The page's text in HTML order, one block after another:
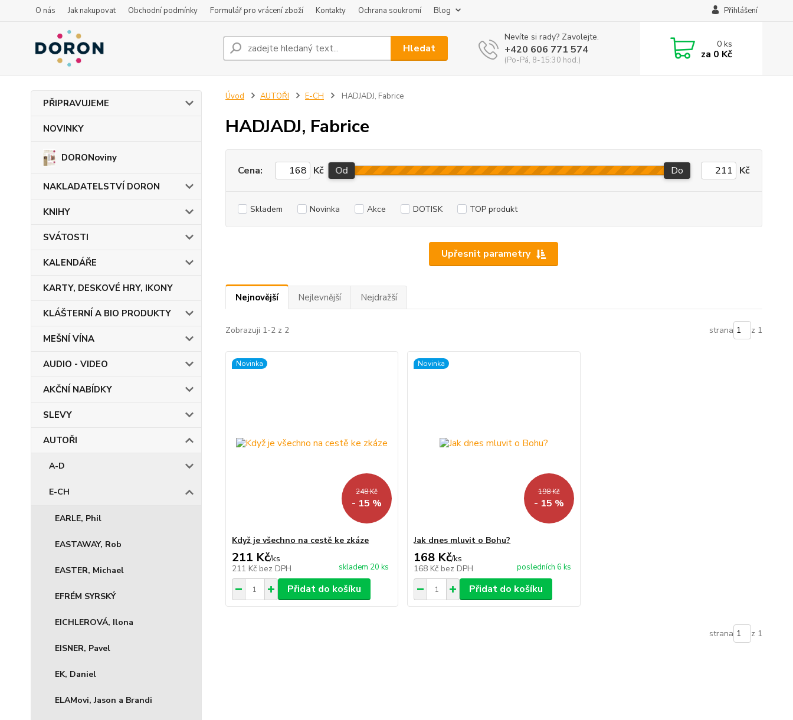
O nás Jak nakupovat Obchodní podmínky Formulář pro vrácení zboží Kontakty Ochrana soukromí Blog Přihlášení
Hledat
Nevíte si rady? Zavolejte.
+420 606 771 574
(Po-Pá, 8-15:30 hod.)
0ks
za 0 Kč
PŘIPRAVUJEME
NOVINKY
DORONoviny
NAKLADATELSTVÍ DORON
KNIHY
SVÁTOSTI
KALENDÁŘE
KARTY, DESKOVÉ HRY, IKONY
KLÁŠTERNÍ A BIO PRODUKTY
MEŠNÍ VÍNA
AUDIO - VIDEO
AKČNÍ NABÍDKY
SLEVY
AUTOŘI
A-D
E-CH
EARLE, Phil
EASTAWAY, Rob
EASTER, Michael
EFRÉM SYRSKÝ
EICHLEROVÁ, Ilona
EISNER, Pavel
EK, Daniel
ELAMovi, Jason a Brandi
Úvod AUTOŘI E-CH HADJADJ, Fabrice
HADJADJ, Fabrice
Upřesnit parametry
Cena: Kč Od Do Kč
Skladem Novinka Akce DOTISK TOP produkt
Nejnovější Nejlevnější Nejdražší
Zobrazuji 1-2 z 2 strana z 1
Novinka
248 Kč
- 15 %
Když je všechno na cestě ke zkáze
211 Kč/ks
211 Kč bez DPH skladem 20 ks
Přidat do košíku
Novinka
198 Kč
- 15 %
Jak dnes mluvit o Bohu?
168 Kč/ks
168 Kč bez DPH posledních 6 ks
Přidat do košíku
strana z 1